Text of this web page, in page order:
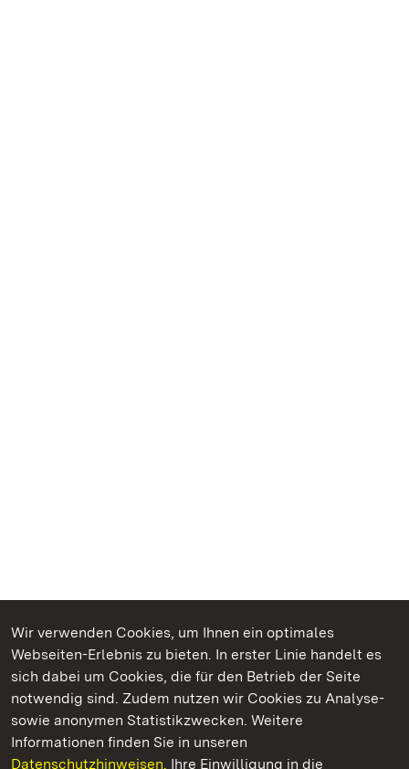
Wir verwenden Cookies, um Ihnen ein optimales
Webseiten-Erlebnis zu bieten. In erster Linie handelt es
sich dabei um Cookies, die für den Betrieb der Seite
notwendig sind. Zudem nutzen wir Cookies zu Analyse-
sowie anonymen Statistikzwecken. Weitere
Informationen finden Sie in unseren
Datenschutzhinweisen. Ihre Einwilligung in die
Kommen. Staunen. Genießen.
Staatliche Schlösser und Gärten Baden‑Württemberg